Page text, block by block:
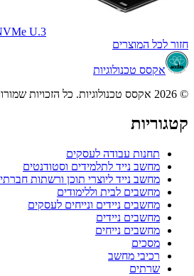
U.3
חזור לכל המוצרים
אקסס טכנולוגיות
© 2026 אקסס טכנולוגיות. כל הזכויות שמורות.
קטגוריות
תחנות עבודה לעסקים
מחשב נייד לתלמידים וסטודנטים
מחשב נייד ליוצרי תוכן ורשתות
מחשבים לבית וללימודים
מחשבים ניידים ונייחים לעסקים
מחשבים ניידים
מחשבים נייחים
מסכים
רכיבי מחשב
שרתים